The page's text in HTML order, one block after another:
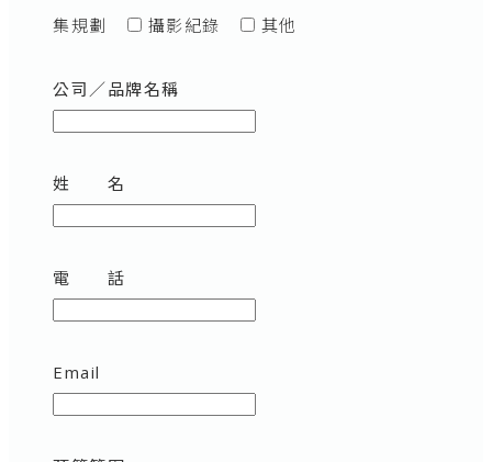
集規劃 攝影紀錄 其他
公司／品牌名稱
姓 名
電 話
Email